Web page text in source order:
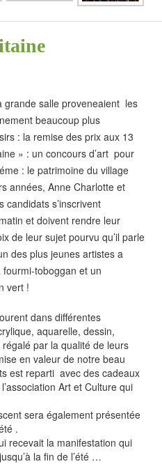
grande salle proveneaient les
beaucoup plus
: la remise des prix aux 13
» : un concours d’art pour
: le patrimoine du village
années, Anne Charlotte et
candidats s’inscrivent
et doivent rendre leur
de leur sujet pourvu qu’il parle
des plus jeunes artistes a
toboggan et un
vert !
dans différentes
aquarelle, dessin,
par la qualité de leurs
en valeur de notre beau
est reparti avec des cadeaux
Art et Culture qui
sera également présentée
.
recevait la manifestation qui
la fin de l’été …